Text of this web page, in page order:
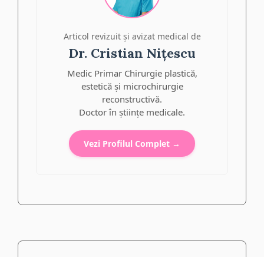
Articol revizuit și avizat medical de
Dr. Cristian Nițescu
Medic Primar Chirurgie plastică,
estetică și microchirurgie
reconstructivă.
Doctor în științe medicale.
Vezi Profilul Complet →